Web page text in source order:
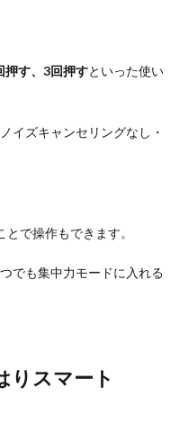
押す、3回押すといった使い
イズキャンセリングなし・
で操作もできます。
でも集中力モードに入れる
りスマート